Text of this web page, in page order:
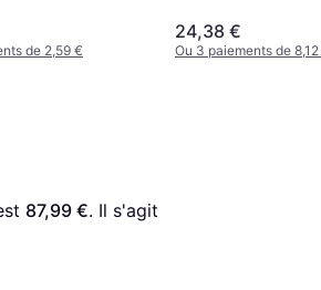
de 2,59 €
24,38 €
Ou 3 paiements de
87,99 €. Il s'agit